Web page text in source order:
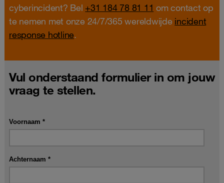
cyberincident? Bel +31 184 78 81 11 om contact op
te nemen met onze 24/7/365 wereldwijde incident
response hotline.
Vul onderstaand formulier in om jouw
vraag te stellen.